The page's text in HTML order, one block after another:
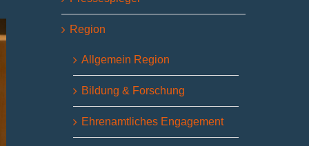
Region
Allgemein Region
Bildung & Forschung
Ehrenamtliches Engagement